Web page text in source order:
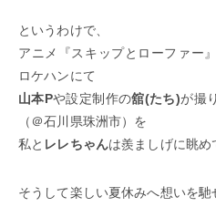
というわけで、
アニメ『スキップとローファー
ロケハンにて
山本Pや設定制作の舘(たち)が撮
（＠石川県珠洲市）を
私と レレちゃんは羨ましげに眺め
そうして楽しい夏休みへ想いを馳